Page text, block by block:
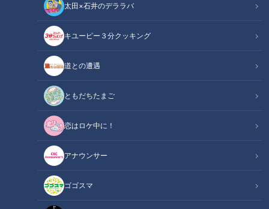
太田×石井のデララバ
キユーピー３分クッキング
道との遭遇
ともだちたまご
恋はロケ中に！
アナウンサー
ゴゴスマ
CBCテレビ：画像 『チャント！』
この記事の画像（全6枚）